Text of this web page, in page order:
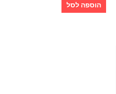
הוספה לסל